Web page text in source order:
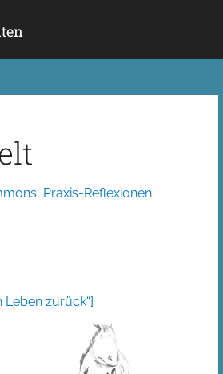
, Praxis-Reflexionen
zurück“]